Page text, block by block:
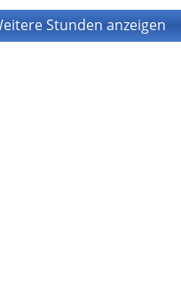
Stunden anzeigen